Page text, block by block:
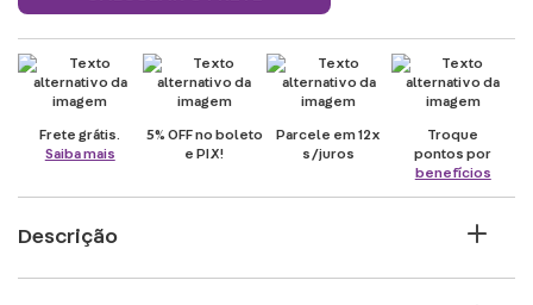
Frete grátis.
Saiba mais
5% OFF no boleto
e PIX!
Parcele em 12x
s/juros
Troque
pontos por
benefícios
Descrição